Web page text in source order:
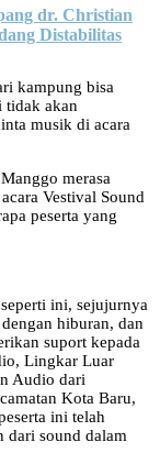
dr. Christian
Distabilitas
kampung bisa
tidak akan
musik di acara
merasa
Vestival Sound
peserta yang
ini, sejujurnya
hiburan, dan
suport kepada
Lingkar Luar
Audio dari
Kota Baru,
ini telah
dari sound dalam